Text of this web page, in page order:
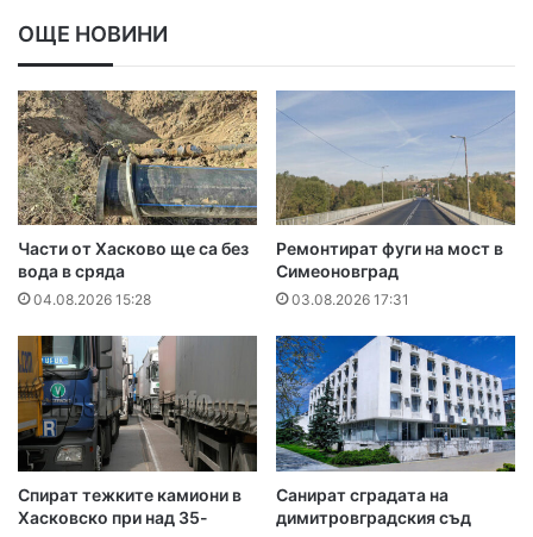
ОЩЕ НОВИНИ
Части от Хасково ще са без
вода в сряда
04.08.2026 15:28
Ремонтират фуги на мост в
Симеоновград
03.08.2026 17:31
Спират тежките камиони в
Хасковско при над 35-
Санират сградата на
димитровградския съд